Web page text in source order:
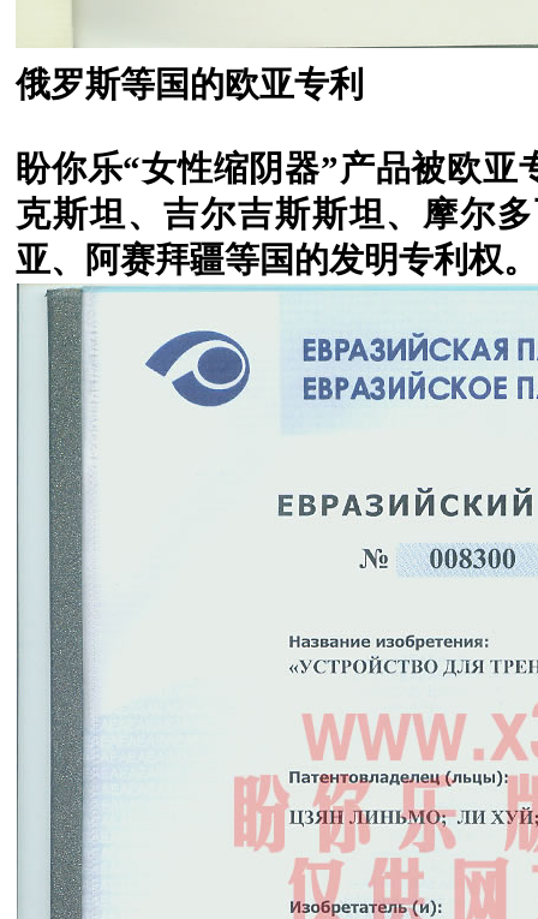
俄罗斯等国的欧亚专利
盼你乐“女性缩阴器”产品被欧
克斯坦、吉尔吉斯斯坦、摩尔
亚、阿赛拜疆等国的发明专利权